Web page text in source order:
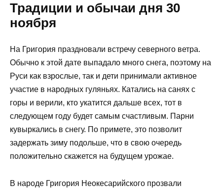
Традиции и обычаи дня 30
ноября
На Григория праздновали встречу северного ветра.
Обычно к этой дате выпадало много снега, поэтому на
Руси как взрослые, так и дети принимали активное
участие в народных гуляньях. Катались на санях с
горы и верили, кто укатится дальше всех, тот в
следующем году будет самым счастливым. Парни
кувыркались в снегу. По примете, это позволит
задержать зиму подольше, что в свою очередь
положительно скажется на будущем урожае.
В народе Григория Неокесарийского прозвали